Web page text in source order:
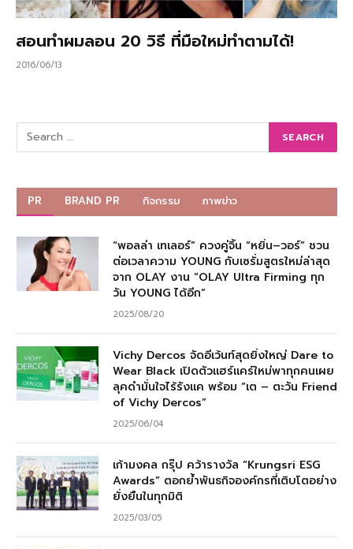
สอนทำผมลอน 20 วิธี ที่มือใหม่ทำตามได้!
2016/06/13
PR BRAND PR กิจกรรม ภาพข่าว
“พอลล่า เทเลอร์” ควงคู่จิ้น “หยิ่น–วอร์” ชวน
ต่อเวลาความ YOUNG กับเซรั่มสูตรใหม่ล่าสุด
จาก OLAY งาน “OLAY Ultra Firming ทุก
วัน YOUNG ได้อีก”
2025/08/20
Vichy Dercos จัดอีเว้นท์สุดยิ่งใหญ่ Dare to
Wear Black เปิดตัวแฮร์แคร์ใหม่พาทุกคนเผย
ลุคดำมั่นใจไร้รังแค พร้อม “เต – ตะวัน Friend
of Vichy Dercos”
2025/06/04
เก้ามงคล กรุ๊ป คว้ารางวัล “Krungsri ESG
Awards” ตอกย้ำพันธกิจองค์กรที่เติบโตอย่าง
ยั่งยืนในทุกมิติ
2025/03/05